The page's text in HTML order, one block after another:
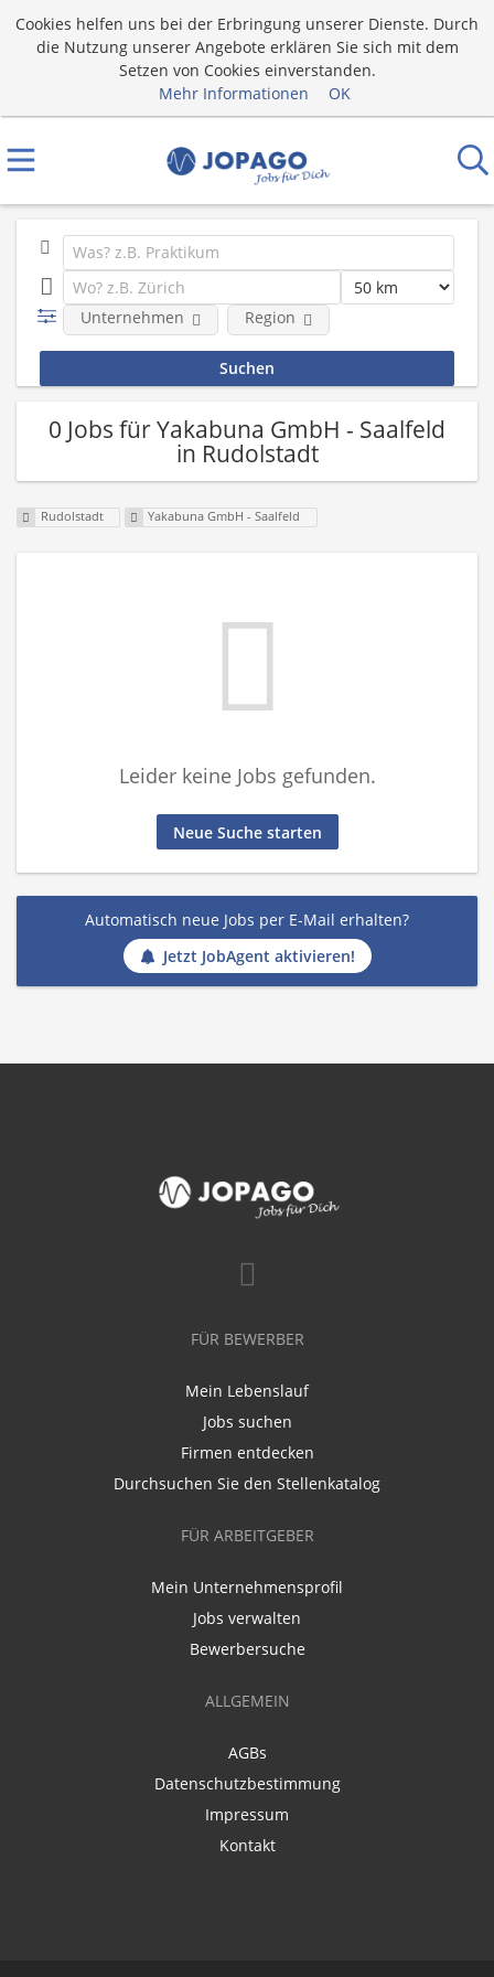
Cookies helfen uns bei der Erbringung unserer Dienste. Durch
die Nutzung unserer Angebote erklären Sie sich mit dem
Setzen von Cookies einverstanden.
Mehr Informationen
OK
Unternehmen Region
0 Jobs für Yakabuna GmbH - Saalfeld
in Rudolstadt
Rudolstadt Yakabuna GmbH - Saalfeld
Leider keine Jobs gefunden.
Neue Suche starten
Automatisch neue Jobs per E-Mail erhalten?
Jetzt JobAgent aktivieren!
FÜR BEWERBER
Mein Lebenslauf
Jobs suchen
Firmen entdecken
Durchsuchen Sie den Stellenkatalog
FÜR ARBEITGEBER
Mein Unternehmensprofil
Jobs verwalten
Bewerbersuche
ALLGEMEIN
AGBs
Datenschutzbestimmung
Impressum
Kontakt